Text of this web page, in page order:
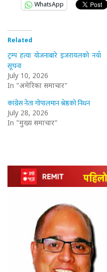
WhatsApp
Related
ट्रम्प हत्या योजनाबारे इजरायलको नयाँ
सूचना
July 10, 2026
In "अमेरिका समाचार"
कांग्रेस नेता गोपालमान श्रेष्ठको निधन
July 28, 2026
In "मुख्य समाचार"